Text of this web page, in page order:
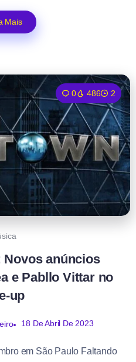
Mais
0 486 2
Novos anúncios
e Pabllo Vittar no
up
18 De Abril De 2023
em São Paulo Faltando